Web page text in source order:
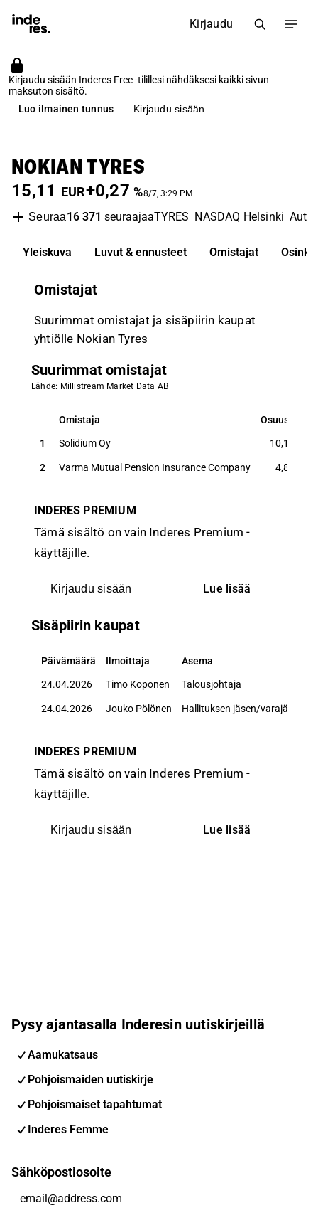
Kirjaudu
Kirjaudu sisään Inderes Free -tilillesi nähdäksesi kaikki sivun
maksuton sisältö.
Luo ilmainen tunnus
Kirjaudu sisään
NOKIAN TYRES
15,11 EUR+0,27 %8/7, 3:29 PM
Seuraa16 371 seuraajaaTYRES NASDAQ Helsinki
Yleiskuva Luvut & ennusteet Omistajat Osinko
Omistajat
Suurimmat omistajat ja sisäpiirin kaupat
yhtiölle Nokian Tyres
Suurimmat omistajat
Lähde: Millistream Market Data AB
Omistaja Osuus
Omistaja Osuus
1 Solidium Oy 10,1
2 Varma Mutual Pension Insurance Company 4,8
INDERES PREMIUM
Tämä sisältö on vain Inderes Premium -
käyttäjille.
Kirjaudu sisään Lue lisää
Sisäpiirin kaupat
Päivämäärä Ilmoittaja Asema
Päivämäärä Ilmoittaja Asema
24.04.2026 Timo Koponen Talousjohtaja
24.04.2026 Jouko Pölönen Hallituksen jäsen/varajäsen
INDERES PREMIUM
Tämä sisältö on vain Inderes Premium -
käyttäjille.
Kirjaudu sisään Lue lisää
Pysy ajantasalla Inderesin uutiskirjeillä
Aamukatsaus
Pohjoismaiden uutiskirje
Pohjoismaiset tapahtumat
Inderes Femme
Sähköpostiosoite